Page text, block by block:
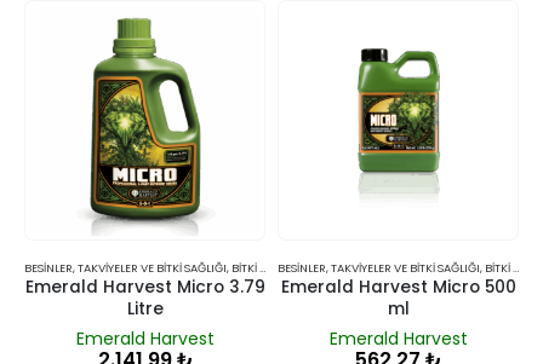
BESINLER, TAKVIYELER VE BITKI SAĞLIĞI, BITKI BESINLERI VE TAKVIYELERI
Emerald Harvest Micro 3.79
Litre
Emerald Harvest
BESINLER, TAKVIYELER VE BITKI SAĞLIĞI, BITKI BESINLERI VE TAKVIYELERI
Emerald Harvest Micro 500
ml
Emerald Harvest